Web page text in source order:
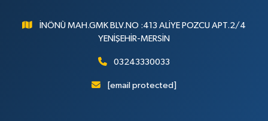
İNÖNÜ MAH.GMK BLV.NO :413 ALİYE POZCU APT.2/4
YENİŞEHİR-MERSİN
03243330033
[email protected]